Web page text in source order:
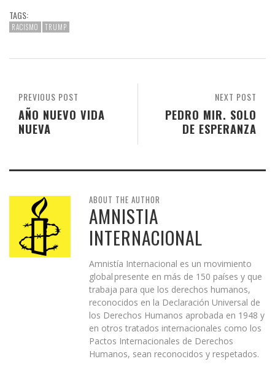
TAGS:
RACISMO TRUMP
NEXT POST
PEDRO MIR. SOLO
DE ESPERANZA
PREVIOUS POST
AÑO NUEVO VIDA
NUEVA
ABOUT THE AUTHOR
AMNISTIA
INTERNACIONAL
Amnistía Internacional es un movimiento
global presente en más de 150 países y que
trabaja para que los derechos humanos,
reconocidos en la Declaración Universal de
los Derechos Humanos aprobada en 1948 y
en otros tratados internacionales como los
Pactos Internacionales de Derechos
Humanos, sean reconocidos y respetados.